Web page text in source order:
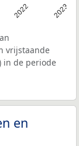
2022 2023
vrijstaande
in de periode
en